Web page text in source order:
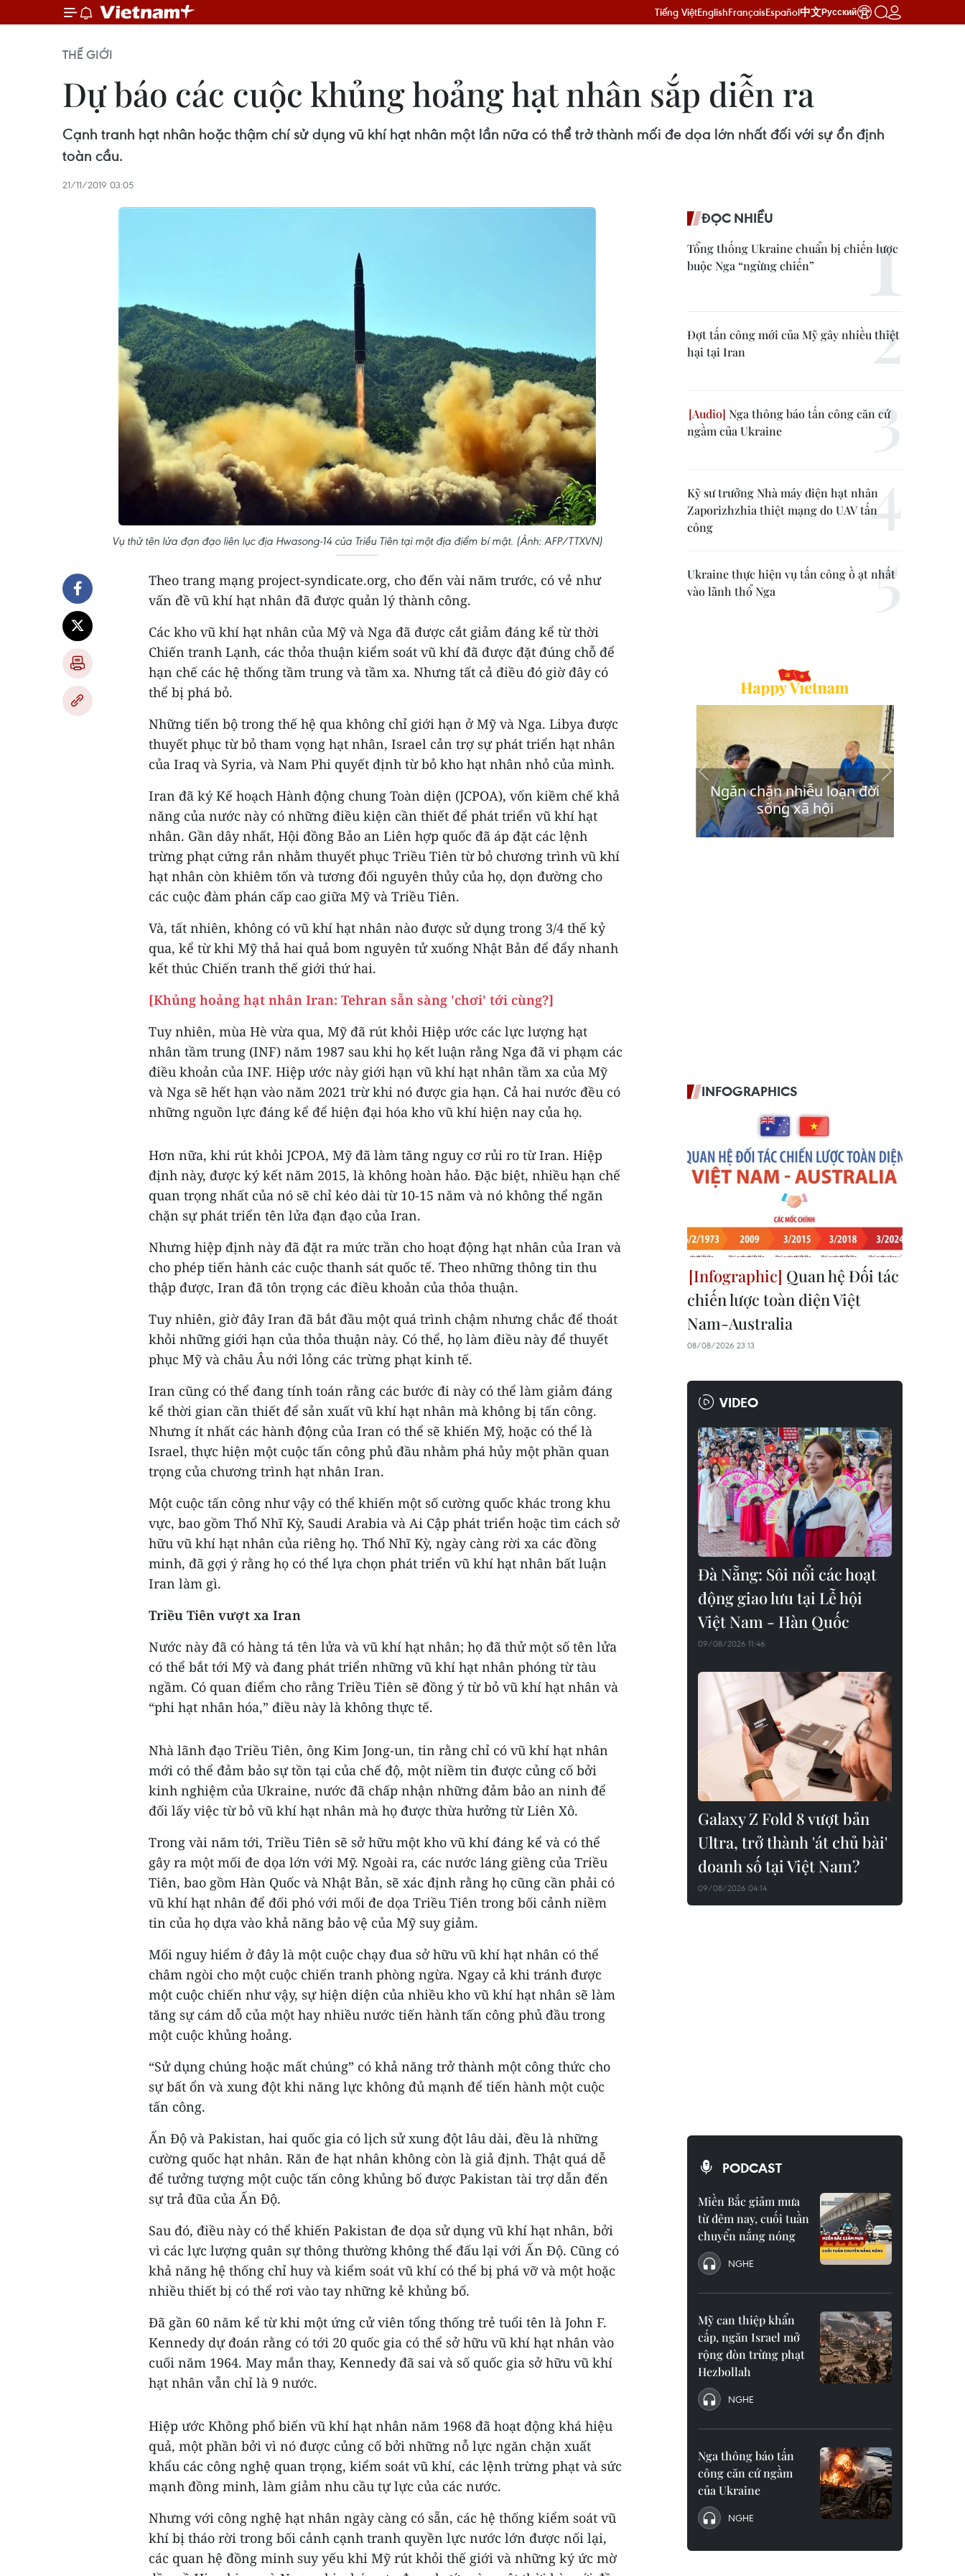
Tiếng ViệtEnglishFrançaisEspañol中文Русский
THẾ GIỚI
Dự báo các cuộc khủng hoảng hạt nhân sắp diễn ra
Cạnh tranh hạt nhân hoặc thậm chí sử dụng vũ khí hạt nhân một lần nữa có thể trở thành mối đe dọa lớn nhất đối với sự ổn định
toàn cầu.
21/11/2019 03:05
Vụ thử tên lửa đạn đạo liên lục địa Hwasong-14 của Triều Tiên tại một địa điểm bí mật. (Ảnh: AFP/TTXVN)
Theo trang mạng project-syndicate.org, cho đến vài năm trước, có vẻ như
vấn đề vũ khí hạt nhân đã được quản lý thành công.
Các kho vũ khí hạt nhân của Mỹ và Nga đã được cắt giảm đáng kể từ thời
Chiến tranh Lạnh, các thỏa thuận kiểm soát vũ khí đã được đặt đúng chỗ để
hạn chế các hệ thống tầm trung và tầm xa. Nhưng tất cả điều đó giờ đây có
thể bị phá bỏ.
Những tiến bộ trong thế hệ qua không chỉ giới hạn ở Mỹ và Nga. Libya được
thuyết phục từ bỏ tham vọng hạt nhân, Israel cản trợ sự phát triển hạt nhân
của Iraq và Syria, và Nam Phi quyết định từ bỏ kho hạt nhân nhỏ của mình.
Iran đã ký Kế hoạch Hành động chung Toàn diện (JCPOA), vốn kiềm chế khả
năng của nước này có những điều kiện cần thiết để phát triển vũ khí hạt
nhân. Gần dây nhất, Hội đồng Bảo an Liên hợp quốc đã áp đặt các lệnh
trừng phạt cứng rắn nhằm thuyết phục Triều Tiên từ bỏ chương trình vũ khí
hạt nhân còn khiêm tốn và tương đối nguyên thủy của họ, dọn đường cho
các cuộc đàm phán cấp cao giữa Mỹ và Triều Tiên.
Và, tất nhiên, không có vũ khí hạt nhân nào được sử dụng trong 3/4 thế kỷ
qua, kể từ khi Mỹ thả hai quả bom nguyên tử xuống Nhật Bản để đẩy nhanh
kết thúc Chiến tranh thế giới thứ hai.
[Khủng hoảng hạt nhân Iran: Tehran sẵn sàng 'chơi' tới cùng?]
Tuy nhiên, mùa Hè vừa qua, Mỹ đã rút khỏi Hiệp ước các lực lượng hạt
nhân tầm trung (INF) năm 1987 sau khi họ kết luận rằng Nga đã vi phạm các
điều khoản của INF. Hiệp ước này giới hạn vũ khí hạt nhân tầm xa của Mỹ
và Nga sẽ hết hạn vào năm 2021 trừ khi nó được gia hạn. Cả hai nước đều có
những nguồn lực đáng kể để hiện đại hóa kho vũ khí hiện nay của họ.
Hơn nữa, khi rút khỏi JCPOA, Mỹ đã làm tăng nguy cơ rủi ro từ Iran. Hiệp
định này, được ký kết năm 2015, là không hoàn hảo. Đặc biệt, nhiều hạn chế
quan trọng nhất của nó sẽ chỉ kéo dài từ 10-15 năm và nó không thể ngăn
chặn sự phát triển tên lửa đạn đạo của Iran.
Nhưng hiệp định này đã đặt ra mức trần cho hoạt động hạt nhân của Iran và
cho phép tiến hành các cuộc thanh sát quốc tế. Theo những thông tin thu
thập được, Iran đã tôn trọng các điều khoản của thỏa thuận.
Tuy nhiên, giờ đây Iran đã bắt đầu một quá trình chậm nhưng chắc để thoát
khỏi những giới hạn của thỏa thuận này. Có thể, họ làm điều này để thuyết
phục Mỹ và châu Âu nới lỏng các trừng phạt kinh tế.
Iran cũng có thể đang tính toán rằng các bước đi này có thể làm giảm đáng
kể thời gian cần thiết để sản xuất vũ khí hạt nhân mà không bị tấn công.
Nhưng ít nhất các hành động của Iran có thể sẽ khiến Mỹ, hoặc có thể là
Israel, thực hiện một cuộc tấn công phủ đầu nhằm phá hủy một phần quan
trọng của chương trình hạt nhân Iran.
Một cuộc tấn công như vậy có thể khiến một số cường quốc khác trong khu
vực, bao gồm Thổ Nhĩ Kỳ, Saudi Arabia và Ai Cập phát triển hoặc tìm cách sở
hữu vũ khí hạt nhân của riêng họ. Thổ Nhĩ Kỳ, ngày càng rời xa các đồng
minh, đã gợi ý rằng họ có thể lựa chọn phát triển vũ khí hạt nhân bất luận
Iran làm gì.
Triều Tiên vượt xa Iran
Nước này đã có hàng tá tên lửa và vũ khí hạt nhân; họ đã thử một số tên lửa
có thể bắt tới Mỹ và đang phát triển những vũ khí hạt nhân phóng từ tàu
ngầm. Có quan điểm cho rằng Triều Tiên sẽ đồng ý từ bỏ vũ khí hạt nhân và
“phi hạt nhân hóa,” điều này là không thực tế.
Nhà lãnh đạo Triều Tiên, ông Kim Jong-un, tin rằng chỉ có vũ khí hạt nhân
mới có thể đảm bảo sự tồn tại của chế độ, một niềm tin được củng cố bởi
kinh nghiệm của Ukraine, nước đã chấp nhận những đảm bảo an ninh để
đối lấy việc từ bỏ vũ khí hạt nhân mà họ được thừa hưởng từ Liên Xô.
Trong vài năm tới, Triều Tiên sẽ sở hữu một kho vũ khí đáng kể và có thể
gây ra một mối đe dọa lớn với Mỹ. Ngoài ra, các nước láng giềng của Triều
Tiên, bao gồm Hàn Quốc và Nhật Bản, sẽ xác định rằng họ cũng cần phải có
vũ khí hạt nhân để đối phó với mối đe dọa Triều Tiên trong bối cảnh niềm
tin của họ dựa vào khả năng bảo vệ của Mỹ suy giảm.
Mối nguy hiểm ở đây là một cuộc chạy đua sở hữu vũ khí hạt nhân có thể
châm ngòi cho một cuộc chiến tranh phòng ngừa. Ngay cả khi tránh được
một cuộc chiến như vậy, sự hiện diện của nhiều kho vũ khí hạt nhân sẽ làm
tăng sự cám dỗ của một hay nhiều nước tiến hành tấn công phủ đầu trong
một cuộc khủng hoảng.
“Sử dụng chúng hoặc mất chúng” có khả năng trở thành một công thức cho
sự bất ổn và xung đột khi năng lực không đủ mạnh để tiến hành một cuộc
tấn công.
Ấn Độ và Pakistan, hai quốc gia có lịch sử xung đột lâu dài, đều là những
cường quốc hạt nhân. Răn đe hạt nhân không còn là giả định. Thật quá dễ
để tưởng tượng một cuộc tấn công khủng bố được Pakistan tài trợ dẫn đến
sự trả đũa của Ấn Độ.
Sau đó, điều này có thể khiến Pakistan đe dọa sử dụng vũ khí hạt nhân, bởi
vì các lực lượng quân sự thông thường không thể đấu lại với Ấn Độ. Cũng có
khả năng hệ thống chỉ huy và kiểm soát vũ khí có thể bị phá vỡ và một hoặc
nhiều thiết bị có thể rơi vào tay những kẻ khủng bố.
Đã gần 60 năm kể từ khi một ứng cử viên tổng thống trẻ tuổi tên là John F.
Kennedy dự đoán rằng có tới 20 quốc gia có thể sở hữu vũ khí hạt nhân vào
cuối năm 1964. May mắn thay, Kennedy đã sai và số quốc gia sở hữu vũ khí
hạt nhân vẫn chỉ là 9 nước.
Hiệp ước Không phổ biến vũ khí hạt nhân năm 1968 đã hoạt động khá hiệu
quả, một phần bởi vì nó được củng cố bởi những nỗ lực ngăn chặn xuất
khẩu các công nghệ quan trọng, kiểm soát vũ khí, các lệnh trừng phạt và sức
mạnh đồng minh, làm giảm nhu cầu tự lực của các nước.
Nhưng với công nghệ hạt nhân ngày càng có sẵn, các hệ thống kiểm soát vũ
khí bị tháo rời trong bối cảnh cạnh tranh quyền lực nước lớn được nối lại,
các quan hệ đồng minh suy yếu khi Mỹ rút khỏi thế giới và những ký ức mờ
ĐỌC NHIỀU
Tổng thống Ukraine chuẩn bị chiến lược
buộc Nga “ngừng chiến”
Đợt tấn công mới của Mỹ gây nhiều thiệt
hại tại Iran
Nga thông báo tấn công căn cứ
ngầm của Ukraine
Kỹ sư trưởng Nhà máy điện hạt nhân
Zaporizhzhia thiệt mạng do UAV tấn
công
Ukraine thực hiện vụ tấn công ồ ạt nhất
vào lãnh thổ Nga
INFOGRAPHICS
Quan hệ Đối tác
chiến lược toàn diện Việt
Nam-Australia
08/08/2026 23:13
VIDEO
Đà Nẵng: Sôi nổi các hoạt
động giao lưu tại Lễ hội
Việt Nam - Hàn Quốc
09/08/2026 11:46
Galaxy Z Fold 8 vượt bản
Ultra, trở thành 'át chủ bài'
doanh số tại Việt Nam?
09/08/2026 04:14
PODCAST
Miền Bắc giảm mưa
từ đêm nay, cuối tuần
chuyển nắng nóng
NGHE
Mỹ can thiệp khẩn
cấp, ngăn Israel mở
rộng đòn trừng phạt
Hezbollah
NGHE
Nga thông báo tấn
công căn cứ ngầm
của Ukraine
NGHE